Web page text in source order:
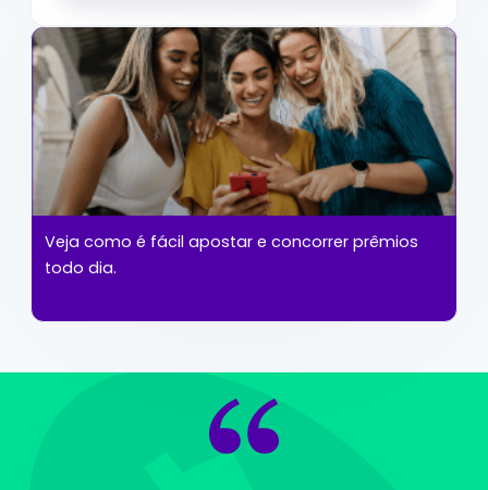
Veja como é fácil apostar e concorrer prêmios
todo dia.